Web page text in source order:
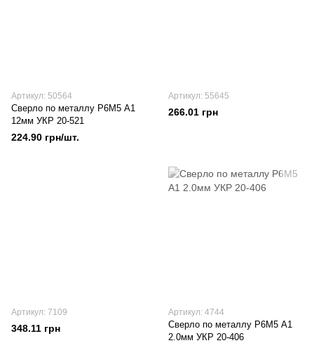
Артикул: 50564
Сверло по металлу Р6М5 А1
12мм УКР 20-521
224.90 грн/шт.
Артикул: 55645
266.01 грн
Артикул: 7109
348.11 грн
Артикул: 4744
Сверло по металлу Р6М5 А1
2.0мм УКР 20-406